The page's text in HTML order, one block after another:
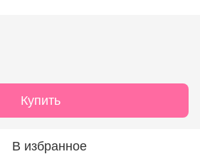
Купить
В избранное